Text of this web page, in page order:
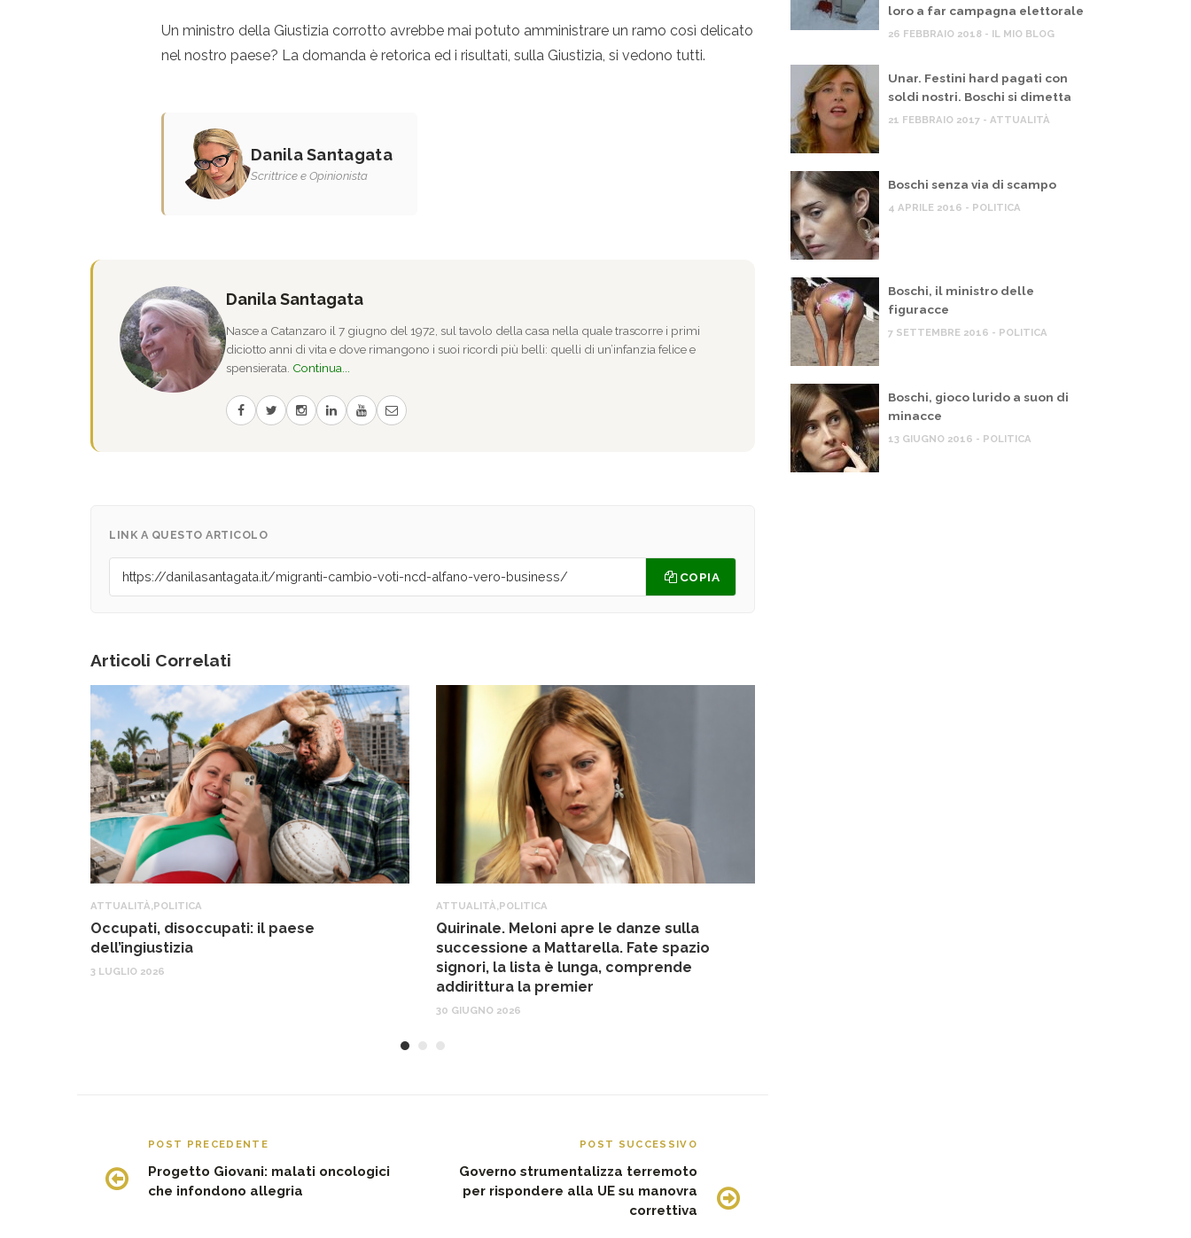
Un ministro della Giustizia corrotto avrebbe mai potuto amministrare un ramo così delicato
nel nostro paese? La domanda è retorica ed i risultati, sulla Giustizia, si vedono tutti.
Danila Santagata
Scrittrice e Opinionista
Danila Santagata
Nasce a Catanzaro il 7 giugno del 1972, sul tavolo della casa nella quale trascorre i primi
diciotto anni di vita e dove rimangono i suoi ricordi più belli: quelli di un’infanzia felice e
spensierata. Continua...
LINK A QUESTO ARTICOLO
COPIA
Articoli Correlati
ATTUALITÀ POLITICA
Occupati, disoccupati: il paese
dell’ingiustizia
3 LUGLIO 2026
ATTUALITÀ POLITICA
Quirinale. Meloni apre le danze sulla
successione a Mattarella. Fate spazio
signori, la lista è lunga, comprende
addirittura la premier
30 GIUGNO 2026
POST PRECEDENTE
Progetto Giovani: malati oncologici
che infondono allegria
POST SUCCESSIVO
Governo strumentalizza terremoto
per rispondere alla UE su manovra
correttiva
loro a far campagna elettorale
26 FEBBRAIO 2018 - IL MIO BLOG
Unar. Festini hard pagati con
soldi nostri. Boschi si dimetta
21 FEBBRAIO 2017 - ATTUALITÀ
Boschi senza via di scampo
4 APRILE 2016 - POLITICA
Boschi, il ministro delle
figuracce
7 SETTEMBRE 2016 - POLITICA
Boschi, gioco lurido a suon di
minacce
13 GIUGNO 2016 - POLITICA